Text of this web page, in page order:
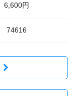
6,600円
74616